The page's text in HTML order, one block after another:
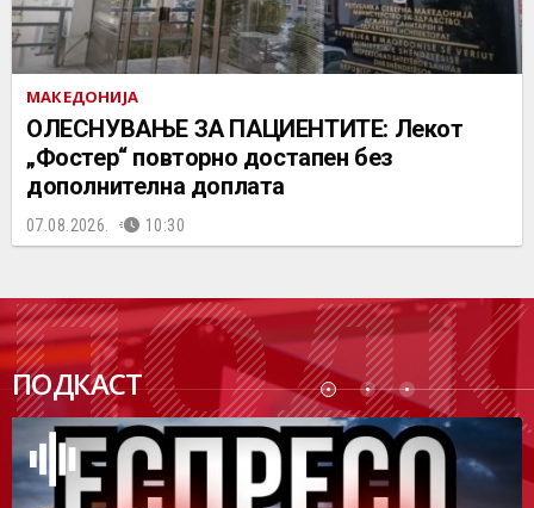
МАКЕДОНИЈА
ОЛЕСНУВАЊЕ ЗА ПАЦИЕНТИТЕ: Лекот
„Фостер“ повторно достапен без
дополнителна доплата
07.08.2026. 10:30
ПОДКАСТ
ПОДК